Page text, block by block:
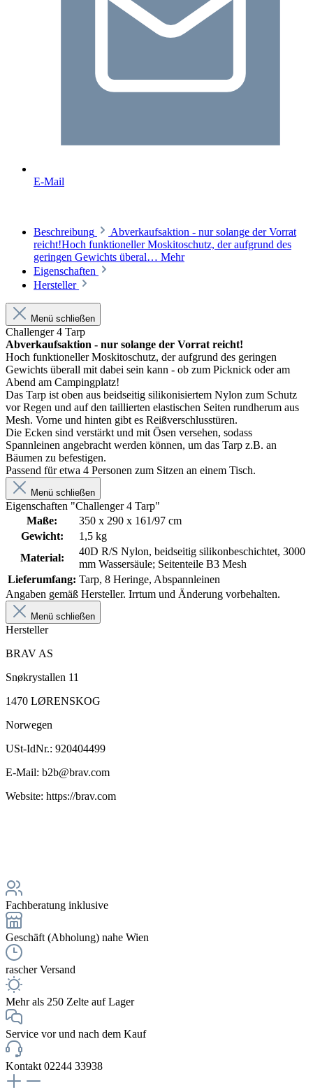
E-Mail
Beschreibung
Abverkaufsaktion - nur solange der Vorrat
reicht!Hoch funktioneller Moskitoschutz, der aufgrund des
geringen Gewichts überal… Mehr
Eigenschaften
Hersteller
Menü schließen
Challenger 4 Tarp
Abverkaufsaktion - nur solange der Vorrat reicht!
Hoch funktioneller Moskitoschutz, der aufgrund des geringen
Gewichts überall mit dabei sein kann - ob zum Picknick oder am
Abend am Campingplatz!
Das Tarp ist oben aus beidseitig silikonisiertem Nylon zum Schutz
vor Regen und auf den taillierten elastischen Seiten rundherum aus
Mesh. Vorne und hinten gibt es Reißverschlusstüren.
Die Ecken sind verstärkt und mit Ösen versehen, sodass
Spannleinen angebracht werden können, um das Tarp z.B. an
Bäumen zu befestigen.
Passend für etwa 4 Personen zum Sitzen an einem Tisch.
Menü schließen
Eigenschaften "Challenger 4 Tarp"
Maße:
350 x 290 x 161/97 cm
Gewicht:
1,5 kg
Material:
40D R/S Nylon, beidseitig silikonbeschichtet, 3000
mm Wassersäule; Seitenteile B3 Mesh
Lieferumfang: Tarp, 8 Heringe, Abspannleinen
Angaben gemäß Hersteller. Irrtum und Änderung vorbehalten.
Menü schließen
Hersteller
BRAV AS
Snøkrystallen 11
1470 LØRENSKOG
Norwegen
USt-IdNr.: 920404499
E-Mail: b2b@brav.com
Website: https://brav.com
Fachberatung inklusive
Geschäft (Abholung) nahe Wien
rascher Versand
Mehr als 250 Zelte auf Lager
Service vor und nach dem Kauf
Kontakt 02244 33938